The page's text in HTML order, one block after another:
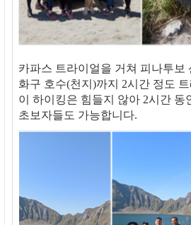
카파스 트라이얼을 거쳐 피나투보
화구 호수(천지)까지 2시간 정도
이 하이킹은 힘들지 않아 2시간 동
초보자들도 가능합니다.